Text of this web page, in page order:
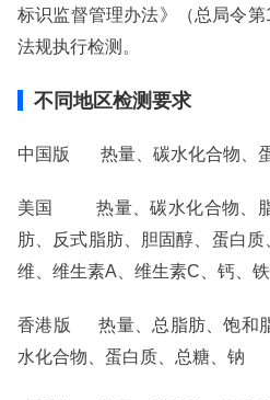
标识监督管理办法》（总局令
法规执行检测。
不同地区检测要求
中国版 热量、碳水化合物、
美国 热量、碳水化合物、脂
肪、反式脂肪、胆固醇、蛋白
维、维生素A、维生素C、钙、
香港版 热量、总脂肪、饱和
水化合物、蛋白质、总糖、钠